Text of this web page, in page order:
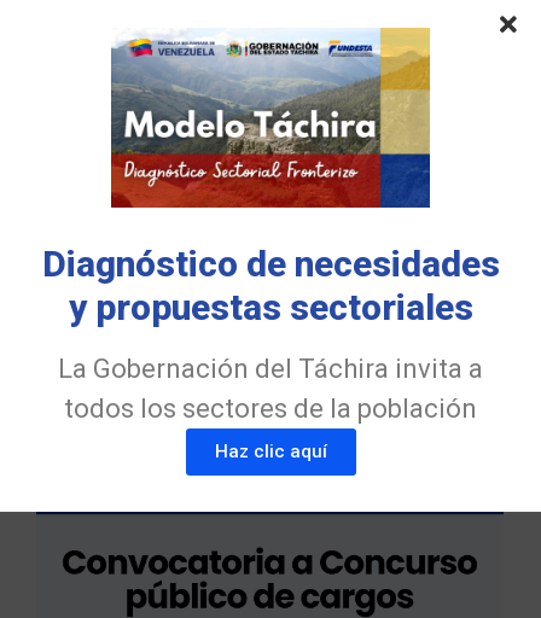
FUNDESTA Y ULA Táchira fortalecen el
generación de Contadores Públicos
31 de julio de 2026
Diagnóstico de necesidades
y propuestas sectoriales
La Gobernación del Táchira invita a
todos los sectores de la población
Haz clic aquí